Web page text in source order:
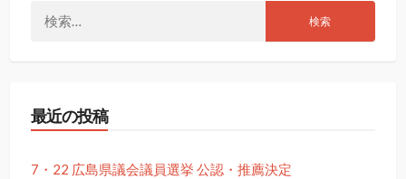
最近の投稿
7・22 広島県議会議員選挙 公認・推薦決定